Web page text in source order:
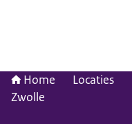
Home Locaties
Zwolle